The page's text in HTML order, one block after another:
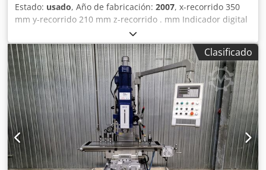
Estado: usado, Año de fabricación: 2007, x-recorrido 350
mm y-recorrido 210 mm z-recorrido . mm Indicador digital
sí Superficie de la mesa 800 x 240 mm Velocidad de giro
115-1750 rpm Avance . m/min Saliente . mm Recorrido del
husillo . mm Mesa regulable en altura Los datos técnicos
son especificaciones del fabricante u operador y, por lo
tanto, no son vinculantes para nosotros. Nos reservamos la
venta previa; se aplican exclusivamente nuestras
condiciones generales de venta. Credpfozk Rczex Al Def
Sobre nosotros más de 400 máquinas propias en stock
más de 15.000 m² de almacén, capacidad de grúa 70 t más
de 10.000 artículos de accesorios para su taller Si desea
vender máquinas, líneas de producción o su empresa,
Clasificado